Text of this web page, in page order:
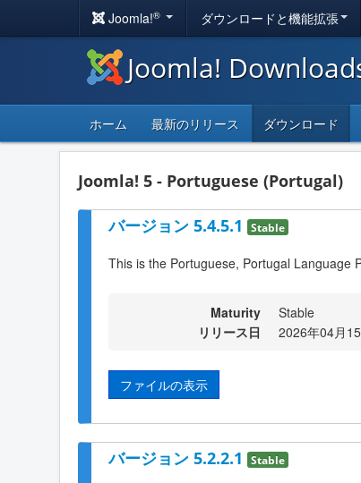
Joomla!® ダウンロードと機能拡張
Joomla!
ホーム 最新のリリース ダウンロード
Joomla! 5 - Portuguese (Portugal)
バージョン 5.4.5.1 Stable
This is the Portuguese, Portugal Language
Maturity
Stable
リリース日
2026年04月
ファイルの表示
バージョン 5.2.2.1 Stable